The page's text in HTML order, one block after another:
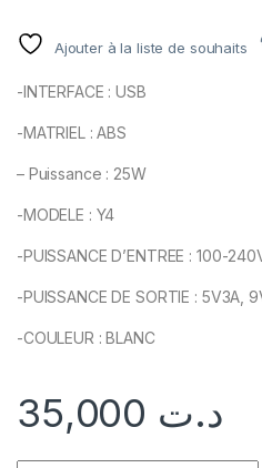
Ajouter à la liste de souhaits
-INTERFACE : USB
-MATRIEL : ABS
– Puissance : 25W
-MODELE : Y4
-PUISSANCE D’ENTREE : 100-
-PUISSANCE DE SORTIE : 5V3A,
-COULEUR : BLANC
د.ت